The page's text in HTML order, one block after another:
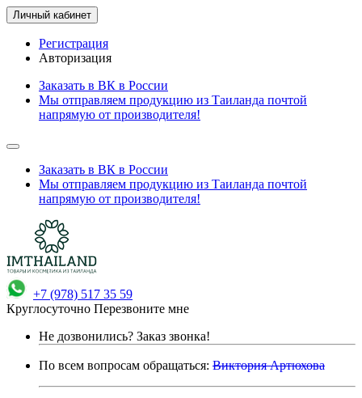
Личный кабинет
Регистрация
Авторизация
Заказать в ВК в России
Мы отправляем продукцию из Таиланда почтой
напрямую от производителя!
Заказать в ВК в России
Мы отправляем продукцию из Таиланда почтой
напрямую от производителя!
+7 (978) 517 35 59
Круглосуточно Перезвоните мне
Не дозвонились? Заказ звонка!
По всем вопросам обращаться: Виктория Артюхова